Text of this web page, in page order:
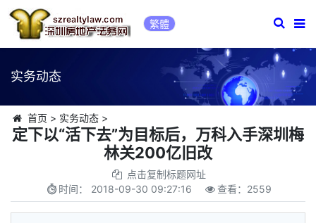
繁體
实务动态
首页 > 实务动态>
定下以“活下去”为目标后，万科入手深圳梅
林关200亿旧改
点击复制标题网址
时间： 2018-09-30 09:27:16 查看： 2559